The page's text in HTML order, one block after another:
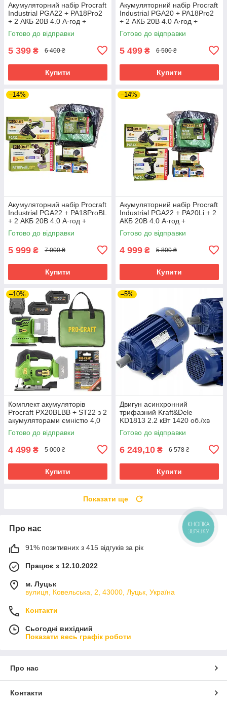
Акумуляторний набір Procraft
Industrial PGA22 + PA18Pro2
+ 2 АКБ 20В 4.0 А·год +
Зарядний пристрій
Charger20/1 Eco + Сумка
Готово до відправки
5 399 ₴ 6 400 ₴
Купити
Акумуляторний набір Procraft
Industrial PGA20 + PA18Pro2
+ 2 АКБ 20В 4.0 А·год +
Зарядний пристрій
Charger20/1 Eco + Сумка
Готово до відправки
5 499 ₴ 6 500 ₴
Купити
–14%
Акумуляторний набір Procraft
Industrial PGA22 + PA18ProBL
+ 2 АКБ 20В 4.0 А·год +
Зарядний пристрій
Charger20/1 Eco + Сумка
Готово до відправки
5 999 ₴ 7 000 ₴
Купити
–14%
Акумуляторний набір Procraft
Industrial PGA22 + PA20Li + 2
АКБ 20В 4.0 А·год +
Зарядний пристрій
Charger20/1 Eco + Сумка
Готово до відправки
4 999 ₴ 5 800 ₴
Купити
–10%
Комплект акумуляторів
Procraft PX20BLBB + ST22 з 2
акумуляторами ємністю 4,0
Аг, зарядним пристроєм та
аксесуарами
Готово до відправки
4 499 ₴ 5 000 ₴
Купити
–5%
Двигун асинхронний
трифазний Kraft&Dele
KD1813 2.2 кВт 1420 об./хв
Готово до відправки
6 249,10 ₴ 6 578 ₴
Купити
Показати ще
Про нас
91% позитивних з 415 відгуків за рік
Працює з 12.10.2022
м. Луцьк
вулиця, Ковельська, 2, 43000, Луцьк, Україна
Контакти
Сьогодні вихідний
Показати весь графік роботи
Про нас
Контакти
КНОПКА
ЗВ'ЯЗКУ